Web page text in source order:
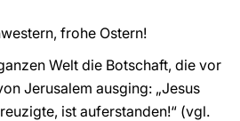
frohe Ostern!
Welt die Botschaft, die vor
Jerusalem ausging: „Jesus
ist auferstanden!“ (vgl.